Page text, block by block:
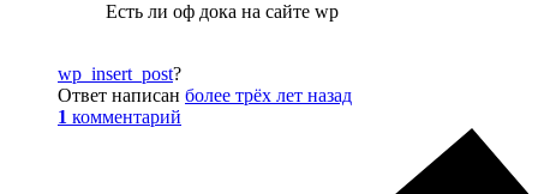
Есть ли оф дока на сайте wp
wp_insert_post?
Ответ написан более трёх лет назад
1 комментарий